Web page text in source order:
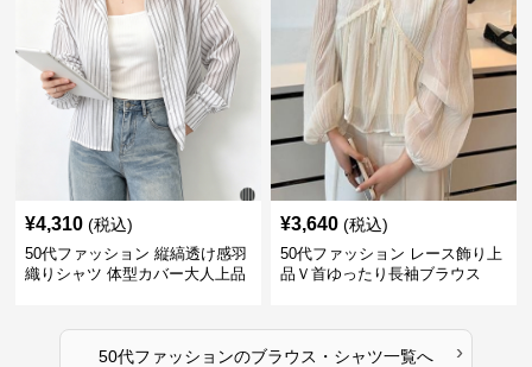
¥4,310 (税込)
50代ファッション 縦縞透け感羽
織りシャツ 体型カバー大人上品
¥3,640 (税込)
50代ファッション レース飾り上
品Ｖ首ゆったり長袖ブラウス
50代ファッションのブラウス・シャツ一覧へ ›